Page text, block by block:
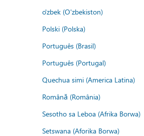
o'zbek (O'zbekiston)
Polski (Polska)
Português (Brasil)
Português (Portugal)
Quechua simi (America Latina)
Română (România)
Sesotho sa Leboa (Afrika Borwa)
Setswana (Aforika Borwa)